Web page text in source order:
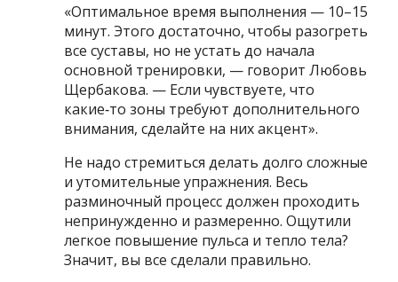
«Оптимальное время выполнения — 10–15
минут. Этого достаточно, чтобы разогреть
все суставы, но не устать до начала
основной тренировки, — говорит Любовь
Щербакова. — Если чувствуете, что
какие‑то зоны требуют дополнительного
внимания, сделайте на них акцент».
Не надо стремиться делать долго сложные
и утомительные упражнения. Весь
разминочный процесс должен проходить
непринужденно и размеренно. Ощутили
легкое повышение пульса и тепло тела?
Значит, вы все сделали правильно.